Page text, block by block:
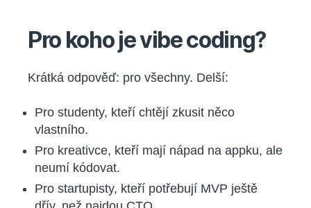
Pro koho je vibe coding?
Krátká odpověď: pro všechny. Delší:
Pro studenty, kteří chtějí zkusit něco
vlastního.
Pro kreativce, kteří mají nápad na appku, ale
neumí kódovat.
Pro startupisty, kteří potřebují MVP ještě